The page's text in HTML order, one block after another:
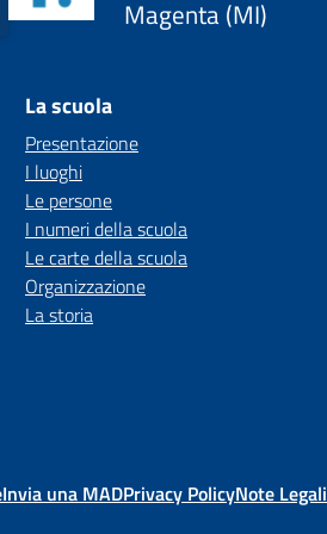
Magenta (MI)
La scuola
Presentazione
I luoghi
Le persone
I numeri della scuola
Le carte della scuola
Organizzazione
La storia
Invia una MADPrivacy PolicyNote Legali